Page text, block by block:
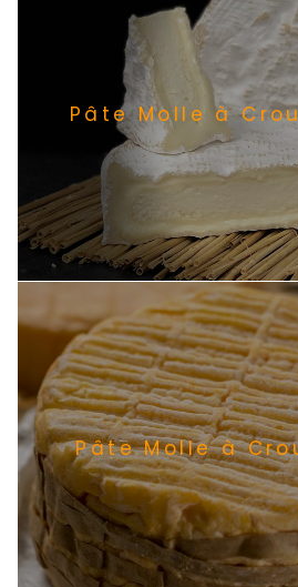
Pâte Molle à
Pâte Molle à